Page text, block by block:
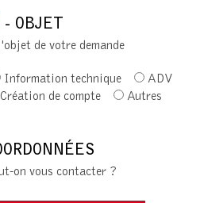
- OBJET
de votre demande
Information technique
ADV
Création de compte Autres
on vous contacter ?